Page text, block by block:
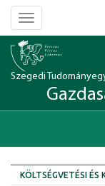
Toggle
navigation
Szegedi
KÖLTSÉGVETÉSI ÉS